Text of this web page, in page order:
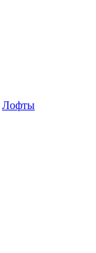
Лофты